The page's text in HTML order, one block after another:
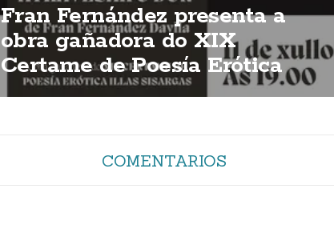
Fran Fernández presenta a
obra gañadora do XIX
Certame de Poesía Erótica
Illas Sisargas
COMENTARIOS